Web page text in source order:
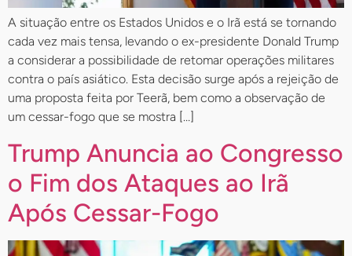
A situação entre os Estados Unidos e o Irã está se tornando
cada vez mais tensa, levando o ex-presidente Donald Trump
a considerar a possibilidade de retomar operações militares
contra o país asiático. Esta decisão surge após a rejeição de
uma proposta feita por Teerã, bem como a observação de
um cessar-fogo que se mostra […]
Trump Anuncia ao Congresso
o Fim dos Ataques ao Irã
Após Cessar-Fogo